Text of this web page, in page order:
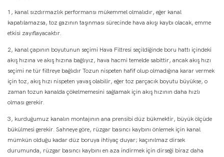
1, kanal sızdırmazlık performansı mükemmel olmalıdır, eğer kanal
kapatılamazsa, toz gazının taşınması sürecinde hava akışı kaybı olacak, emme
etkisi zayıflayacaktır.
2, kanal çapının boyutunun seçimi Hava Filtresi seçildiğinde boru hattı içindeki
akış hızına ve akış hızına bağlıyız, hava hacmi temelde sabittir, ancak akış hızı
seçimi ne tür filtreye bağlıdır Tozun nispeten hafif olup olmadığına karar vermek
için toz, akış hızı nispeten yavaş olabilir, eğer toz parçacık boyutu büyükse, o
zaman tozun kanalda çökelmemesini sağlamak için akış hızının daha hızlı
olması gerekir.
3, kurduğumuz kanalın montajının ana prensibi düz bükmektir, büyük ölçüde
bükülmesi gerekir. Sahneye göre, rüzgar basıncı kaybını önlemek için kanal
mümkün olduğu kadar düz boruya ihtiyaç duyar; kaçınılmaz dirsek
durumunda, rüzgar basıncı kaybını en aza indirmek için dirseği biraz daha